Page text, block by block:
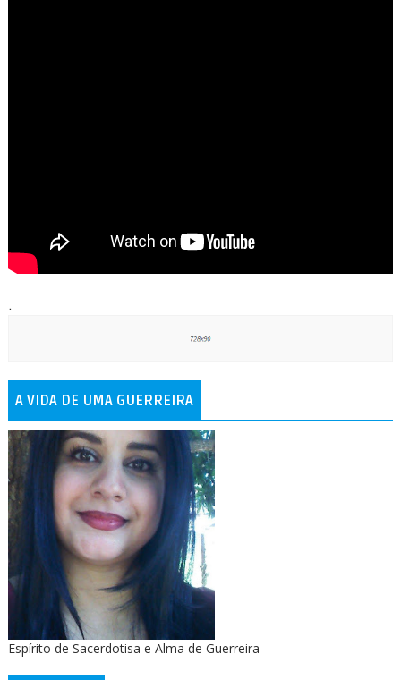
.
A VIDA DE UMA GUERREIRA
Espírito de Sacerdotisa e Alma de Guerreira